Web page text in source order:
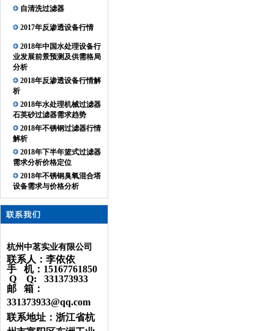
自清洗过滤器
2017年反渗透设备行情
2018年中国水处理设备行
业发展前景预测及供需格局
分析
2018年反渗透设备行情解
析
2018年水处理机械过滤器
石英砂过滤器需求趋势
2018年不锈钢过滤器行情
解析
2018年下半年篮式过滤器
需求分析价格定位
2018年不锈钢臭氧混合塔
设备需求与价格分析
杭州中茗实业有限公司
联系人：李依依
手 机：15167761850
Q Q: 331373933
邮 箱：
331373933@qq.com
联系地址：浙江省杭